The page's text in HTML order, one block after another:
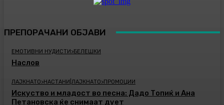
ПРЕПОРАЧАНИ ОБЈАВИ
ЕМОТИВНИ НУДИСТИ>БЕЛЕШКИ
Наслов
ЛАЈКНАТО>НАСТАНИ|ЛАЈКНАТО>ПРОМОЦИИ
Искуство и младост во песна: Дадо Топиќ и Ана
Петановска ќе снимаат дует